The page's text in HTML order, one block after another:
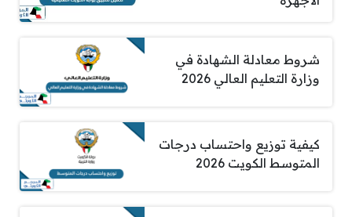
شروط معادلة الشهادة في
وزارة التعليم العالي 2026
كيفية توزيع واحتساب درجات
المتوسط الكويت 2026